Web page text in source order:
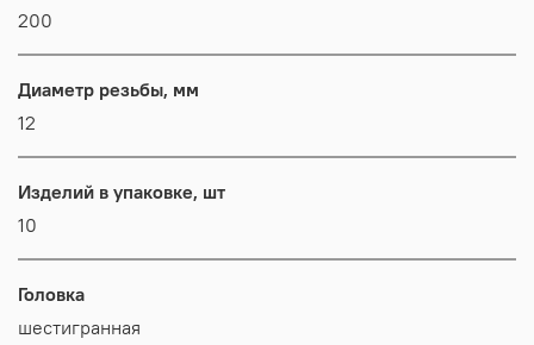
200
Диаметр резьбы, мм
12
Изделий в упаковке, шт
10
Головка
шестигранная